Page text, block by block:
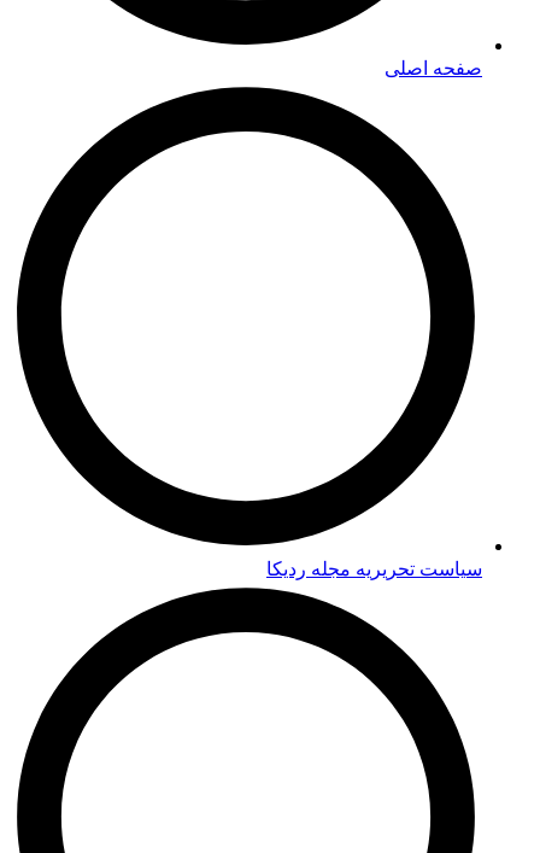
صفحه اصلی
سیاست تحریریه مجله ردیکا